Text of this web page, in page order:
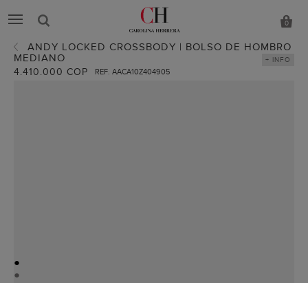
0
ANDY LOCKED CROSSBODY | BOLSO DE HOMBRO
MEDIANO
4.410.000 COP REF. AACA10Z404905
+ INFO
●
●